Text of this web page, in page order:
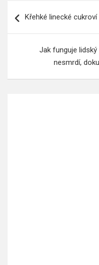
proKřehké linecké
Jak funguje
nesmrdí,